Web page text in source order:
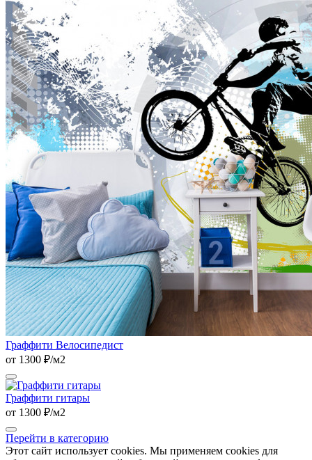
Граффити Велосипедист
от 1300 ₽/м2
Граффити гитары
от 1300 ₽/м2
Перейти в категорию
Этот сайт использует cookies. Мы применяем cookies для